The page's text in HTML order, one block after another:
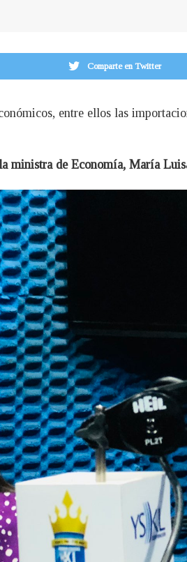
Comparte en Twitter
entre ellos las
ministra de Economía, María